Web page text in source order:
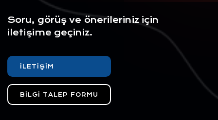
Soru, görüş ve önerileriniz için
iletişime geçiniz.
İLETIŞIM
BILGI TALEP FORMU